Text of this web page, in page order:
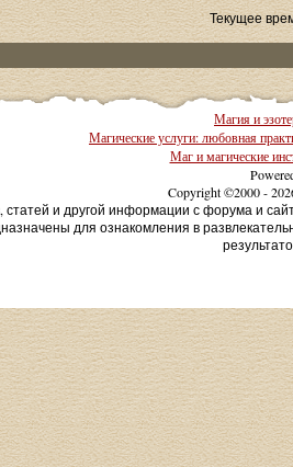
Текущее
Магия и
Магические услуги: любовная
Маг и магические
Copyright ©2000 -
и другой информации с форума и
для ознакомления в